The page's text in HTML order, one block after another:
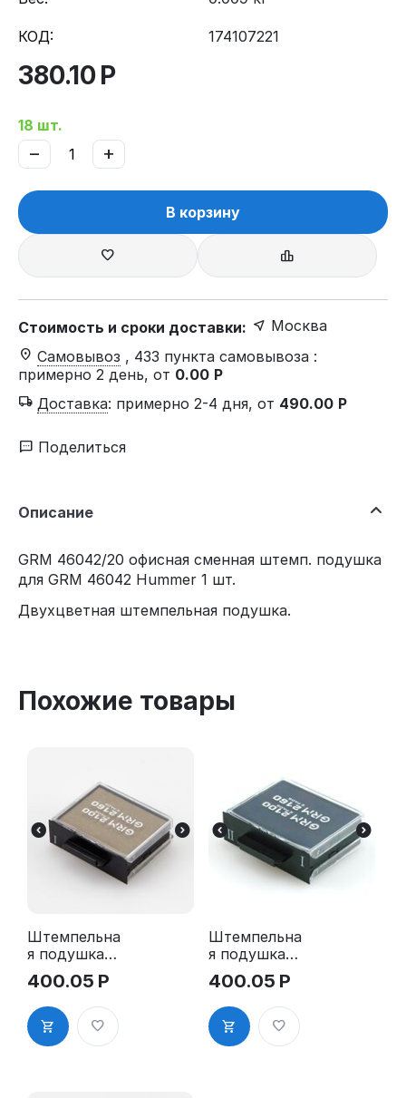
КОД: 174107221
380.10Р
18 шт.
+
−
В корзину
Стоимость и сроки доставки:
Москва
Самовывоз , 433 пункта самовывоза :
примерно 2 день, от 0.00 Р
Доставка: примерно 2-4 дня, от 490.00 Р
Поделиться
Описание
GRM 46042/20 офисная сменная штемп. подушка
для GRM 46042 Hummer 1 шт.
Двухцветная штемпельная подушка.
Похожие товары
Штемпельна
я подушка
для GRM
2100 2Pads,
2160 2Pads,
5200 2Pads,
5430 2Pads
400.05 Р
Штемпельна
я подушка
для GRM
2100 2Pads,
2160 2Pads,
5200 2Pads,
5430 2Pads,
400.05 Р